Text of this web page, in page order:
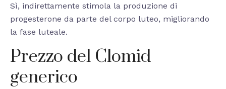
Sì, indirettamente stimola la produzione di
progesterone da parte del corpo luteo, migliorando
la fase luteale.
Prezzo del Clomid
generico